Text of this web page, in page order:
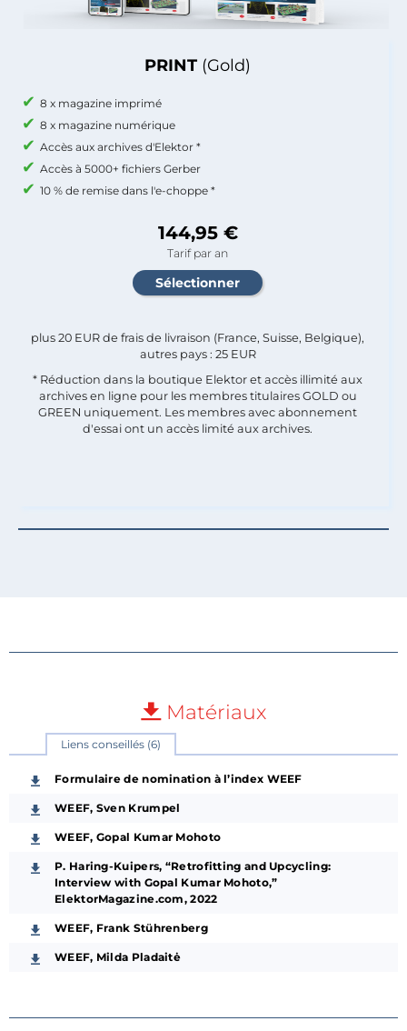
PRINT (Gold)
8 x magazine imprimé
8 x magazine numérique
Accès aux archives d'Elektor *
Accès à 5000+ fichiers Gerber
10 % de remise dans l'e-choppe *
144,95 €
Tarif par an
plus 20 EUR de frais de livraison (France, Suisse, Belgique),
autres pays : 25 EUR
* Réduction dans la boutique Elektor et accès illimité aux
archives en ligne pour les membres titulaires GOLD ou
GREEN uniquement. Les membres avec abonnement
d'essai ont un accès limité aux archives.
Matériaux
Liens conseillés (6)
Formulaire de nomination à l’index WEEF
WEEF, Sven Krumpel
WEEF, Gopal Kumar Mohoto
P. Haring-Kuipers, “Retrofitting and Upcycling:
Interview with Gopal Kumar Mohoto,”
ElektorMagazine.com, 2022
WEEF, Frank Stührenberg
WEEF, Milda Pladaitė